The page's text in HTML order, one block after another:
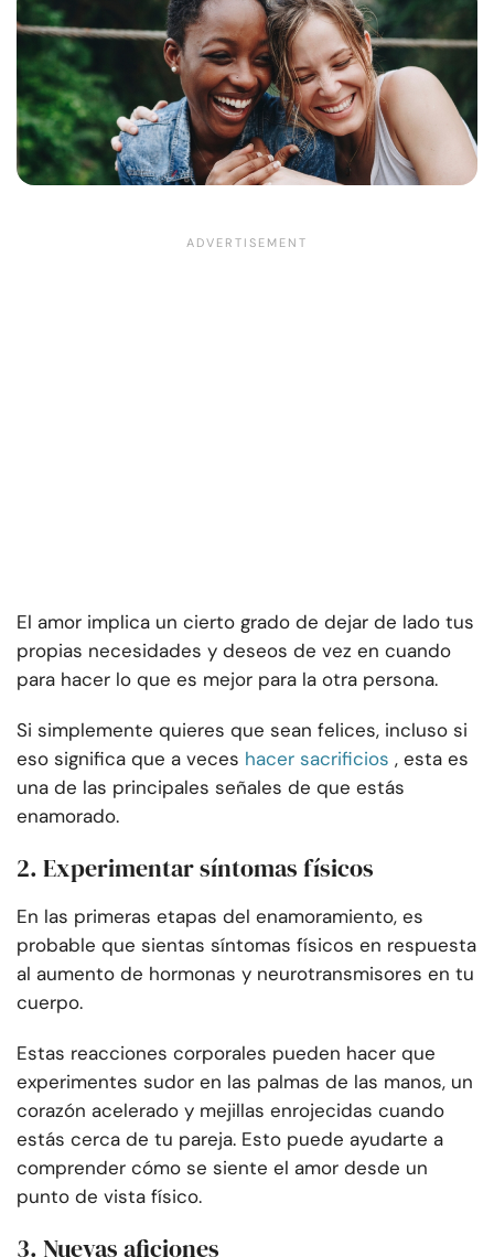
El amor implica un cierto grado de dejar de lado tus
propias necesidades y deseos de vez en cuando
para hacer lo que es mejor para la otra persona.
Si simplemente quieres que sean felices, incluso si
eso significa que a veces hacer sacrificios , esta es
una de las principales señales de que estás
enamorado.
2. Experimentar síntomas físicos
En las primeras etapas del enamoramiento, es
probable que sientas síntomas físicos en respuesta
al aumento de hormonas y neurotransmisores en tu
cuerpo.
Estas reacciones corporales pueden hacer que
experimentes sudor en las palmas de las manos, un
corazón acelerado y mejillas enrojecidas cuando
estás cerca de tu pareja. Esto puede ayudarte a
comprender cómo se siente el amor desde un
punto de vista físico.
3. Nuevas aficiones